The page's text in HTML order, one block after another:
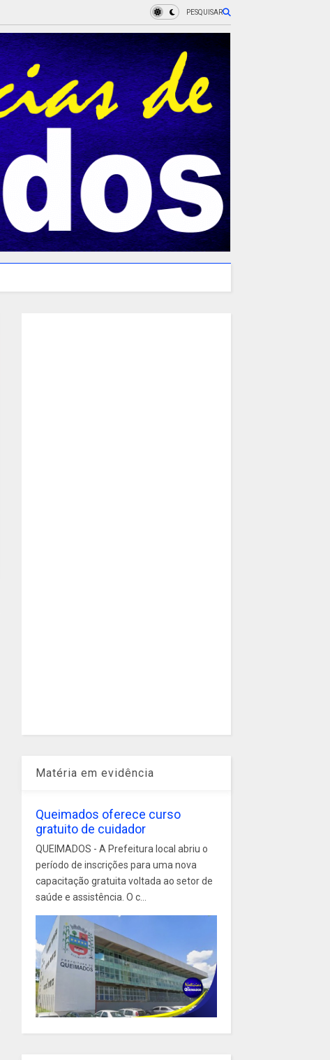
PESQUISAR
Matéria em evidência
Queimados oferece curso
gratuito de cuidador
QUEIMADOS - A Prefeitura local abriu o
período de inscrições para uma nova
capacitação gratuita voltada ao setor de
saúde e assistência. O c...